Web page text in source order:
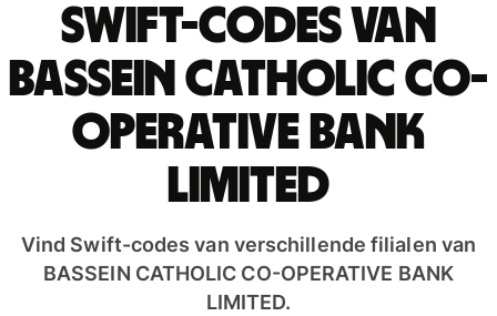
Swift-codes van
BASSEIN CATHOLIC CO-
OPERATIVE BANK
LIMITED
Vind Swift-codes van verschillende filialen van
BASSEIN CATHOLIC CO-OPERATIVE BANK
LIMITED.